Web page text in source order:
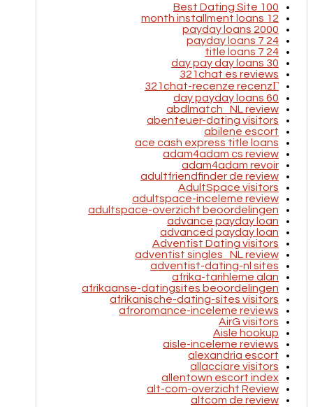
100 Best Dating Site
12 month installment loans
2000 payday loans
24 7 payday loans
24 7 title loans
30 day pay day loans
321chat es reviews
321chat-recenze recenzГ­
60 day payday loans
abdlmatch_NL review
abenteuer-dating visitors
abilene escort
ace cash express title loans
adam4adam cs review
adam4adam revoir
adultfriendfinder de review
AdultSpace visitors
adultspace-inceleme review
adultspace-overzicht beoordelingen
advance payday loan
advanced payday loan
Adventist Dating visitors
adventist singles_NL review
adventist-dating-nl sites
afrika-tarihleme alan
afrikaanse-datingsites beoordelingen
afrikanische-dating-sites visitors
afroromance-inceleme reviews
AirG visitors
Aisle hookup
aisle-inceleme reviews
alexandria escort
allacciare visitors
allentown escort index
alt-com-overzicht Review
altcom de review